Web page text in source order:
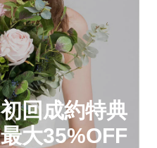
初回成約特典
最大35%OFF